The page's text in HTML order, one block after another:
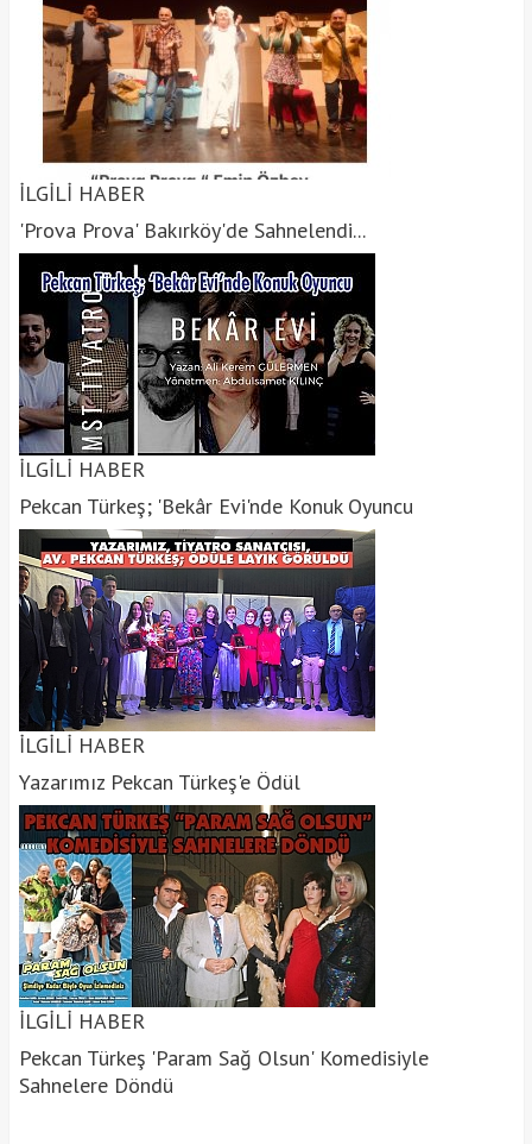
İLGİLİ HABER
'Prova Prova' Bakırköy'de Sahnelendi...
İLGİLİ HABER
Pekcan Türkeş; 'Bekâr Evi'nde Konuk Oyuncu
İLGİLİ HABER
Yazarımız Pekcan Türkeş'e Ödül
İLGİLİ HABER
Pekcan Türkeş 'Param Sağ Olsun' Komedisiyle
Sahnelere Döndü